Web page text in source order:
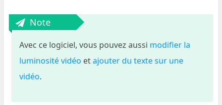
Note
Avec ce logiciel, vous pouvez aussi modifier la
luminosité vidéo etajouter du texte sur une
vidéo.